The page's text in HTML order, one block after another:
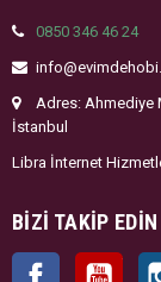
0850 346 46 24
Adres: Ahmediye
İstanbul
Libra İnternet
BIZI TAKIP EDIN
Facebook